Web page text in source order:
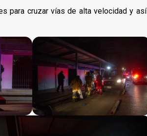
para cruzar vías de alta velocidad y así